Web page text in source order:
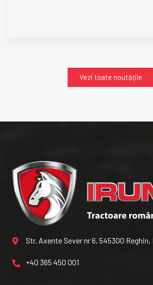
Vezi toate noutățile
Str. Axente Sever nr 6, 545300 Reghin,
+40 365 450 001